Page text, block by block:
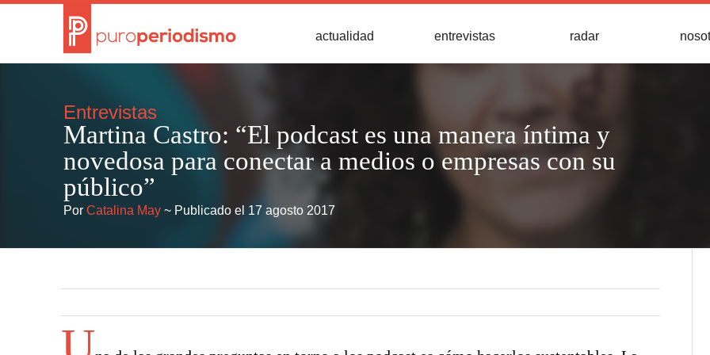
actualidad entrevistas radar
Entrevistas
Martina Castro: “El podcast es una manera íntima y
novedosa para conectar a medios o empresas con su
público”
Por Catalina May ~ Publicado el 17 agosto 2017